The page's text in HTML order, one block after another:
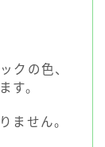
クの色、
す。
ません。